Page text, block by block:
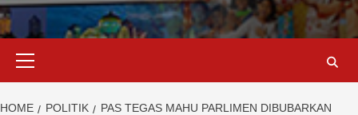
HOME POLITIK PAS TEGAS MAHU PARLIMEN DIBUBARKAN